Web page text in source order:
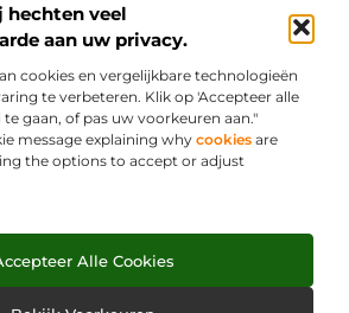
hechten veel
aan uw privacy.
cookies en vergelijkbare technologieën
te verbeteren. Klik op 'Accepteer alle
gaan, of pas uw voorkeuren aan."
message explaining why cookies are
the options to accept or adjust
Alle Cookies
Cookiebeleid (EU)
All Right Reserved.